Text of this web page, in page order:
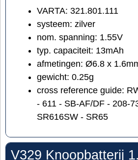
VARTA: 321.801.111
systeem: zilver
nom. spanning: 1.55V
typ. capaciteit: 13mAh
afmetingen: Ø6.8 x
gewicht: 0.25g
cross reference guide:
- 611 - SB-AF/DF - 208-
SR616SW - SR65
V329 Knoopbatterij